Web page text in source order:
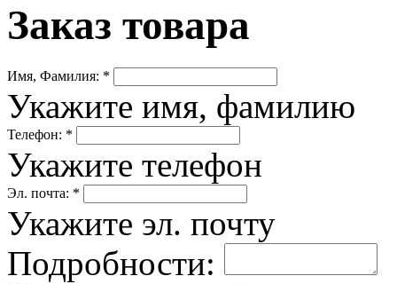
Заказ товара
Имя, Фамилия: *
Укажите имя, фамилию
Телефон: *
Укажите телефон
Эл. почта: *
Укажите эл. почту
Подробности: